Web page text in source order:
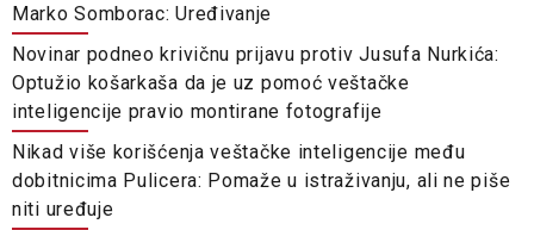
Marko Somborac: Uređivanje
Novinar podneo krivičnu prijavu protiv Jusufa Nurkića:
Optužio košarkaša da je uz pomoć veštačke
inteligencije pravio montirane fotografije
Nikad više korišćenja veštačke inteligencije među
dobitnicima Pulicera: Pomaže u istraživanju, ali ne piše
niti uređuje